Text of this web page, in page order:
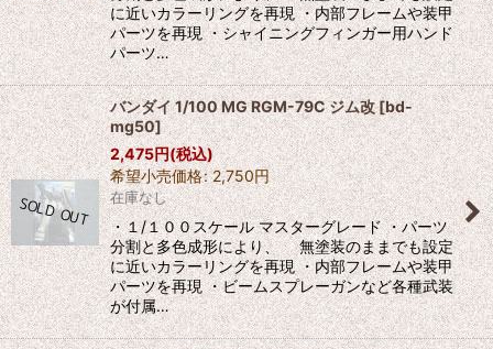
に近いカラーリングを再現 ・内部フレームや装甲
パーツを再現 ・シャイニングフィンガー用ハンド
パーツ…
バンダイ 1/100 MG RGM-79C ジム改 [bd-
mg50]
2,475円(税込)
希望小売価格: 2,750円
在庫なし
・１/１００スケール マスターグレード ・パーツ
分割と多色成形により、 無塗装のままでも設定
に近いカラーリングを再現 ・内部フレームや装甲
パーツを再現 ・ビームスプレーガンなど各種武装
が付属…